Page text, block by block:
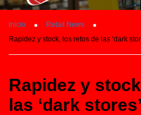
Inicio
Retail News
Rapidez y stock, los retos de las ‘dark
Rapidez y
las ‘dark